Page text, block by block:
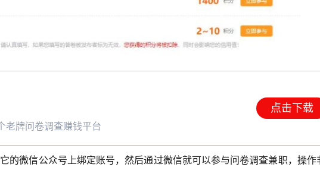
老牌问卷调查赚钱平台
点击下载
的微信公众号上绑定账号，然后通过微信就可以参与问卷调查兼职，操作